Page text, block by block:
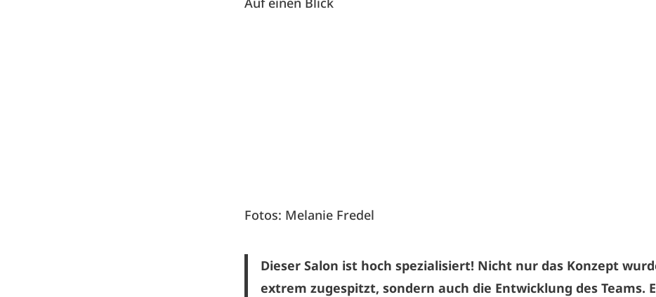
Fotos: Melanie Fredel
Dieser Salon ist hoch spezialisiert! Nicht nur das Konzept
extrem zugespitzt, sondern auch die Entwicklung des Teams.